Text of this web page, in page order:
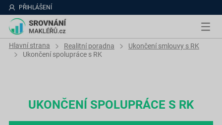
PŘIHLÁŠENÍ
Hlavní strana Realitní poradna
Ukončení smlouvy s RK
Ukončení spolupráce s RK
UKONČENÍ SPOLUPRÁCE S RK